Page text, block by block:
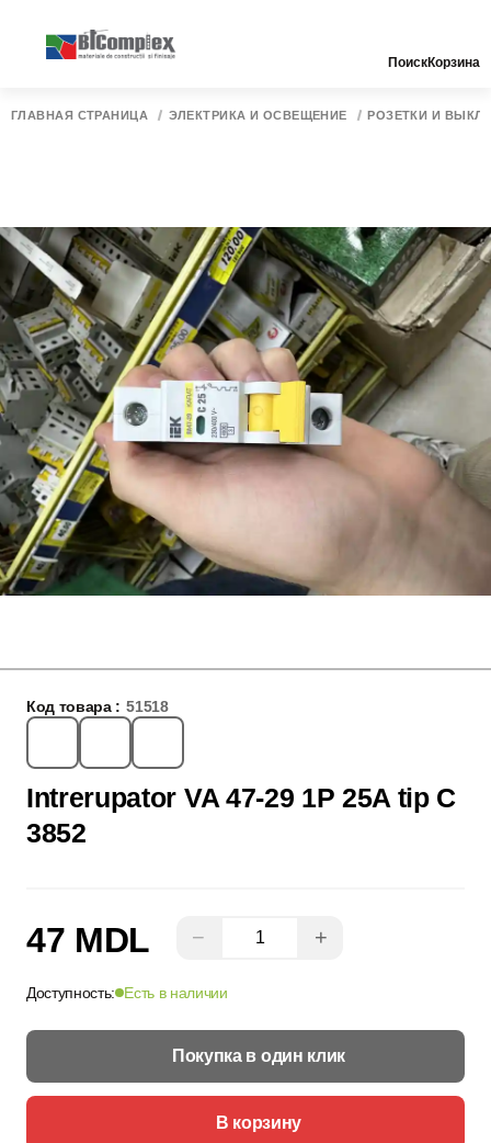
ПоискКорзина
ГЛАВНАЯ СТРАНИЦА ЭЛЕКТРИКА И ОСВЕЩЕНИЕ РОЗЕТКИ И
Код товара : 51518
Intrerupator VA 47-29 1P 25A tip C
3852
47 MDL − +
Доступность: Есть в наличии
Покупка в один клик
В корзину